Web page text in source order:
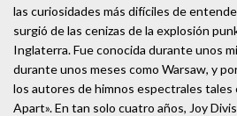
las curiosidades más difíciles de
surgió de las cenizas de la explosión
Inglaterra. Fue conocida durante unos
durante unos meses como Warsaw, y
los autores de himnos espectrales tales
Apart». En tan solo cuatro años, Joy